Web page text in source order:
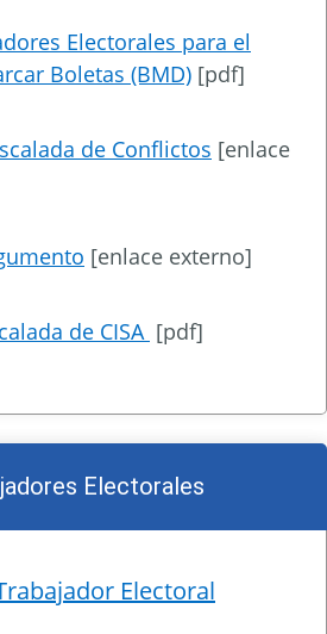
Electorales para el
Boletas (BMD) [pdf]
de Conflictos [enlace
[enlace externo]
de CISA [pdf]
Electorales
Electoral